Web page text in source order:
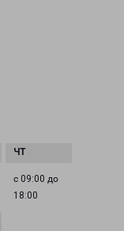
с 09:00 до
18:00